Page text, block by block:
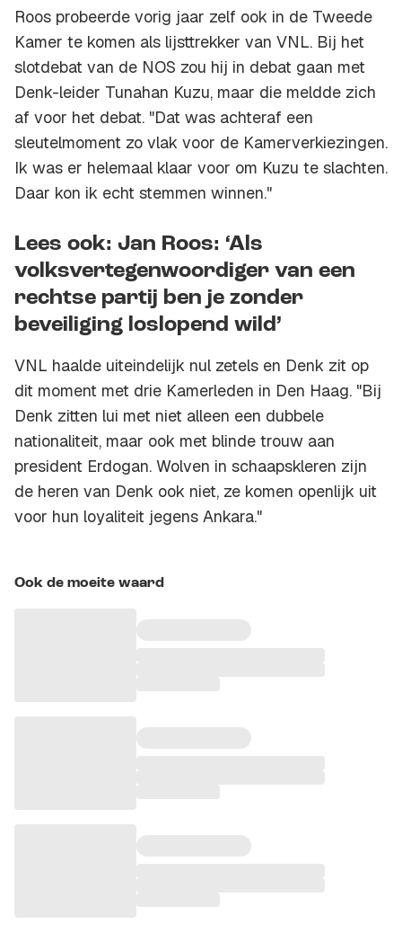
Roos probeerde vorig jaar zelf ook in de Tweede
Kamer te komen als lijsttrekker van VNL. Bij het
slotdebat van de NOS zou hij in debat gaan met
Denk-leider Tunahan Kuzu, maar die meldde zich
af voor het debat. "Dat was achteraf een
sleutelmoment zo vlak voor de Kamerverkiezingen.
Ik was er helemaal klaar voor om Kuzu te slachten.
Daar kon ik echt stemmen winnen."
Lees ook: Jan Roos: ‘Als
volksvertegenwoordiger van een
rechtse partij ben je zonder
beveiliging loslopend wild’
VNL haalde uiteindelijk nul zetels en Denk zit op
dit moment met drie Kamerleden in Den Haag. "Bij
Denk zitten lui met niet alleen een dubbele
nationaliteit, maar ook met blinde trouw aan
president Erdogan. Wolven in schaapskleren zijn
de heren van Denk ook niet, ze komen openlijk uit
voor hun loyaliteit jegens Ankara."
Ook de moeite waard